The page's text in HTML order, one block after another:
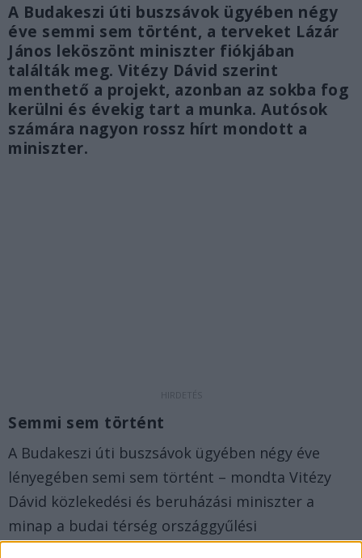
A Budakeszi úti buszsávok ügyében négy
éve semmi sem történt, a terveket Lázár
János leköszönt miniszter fiókjában
találták meg. Vitézy Dávid szerint
menthető a projekt, azonban az sokba fog
kerülni és évekig tart a munka. Autósok
számára nagyon rossz hírt mondott a
miniszter.
Semmi sem történt
A Budakeszi úti buszsávok ügyében négy éve
lényegében semi sem történt – mondta Vitézy
Dávid közlekedési és beruházási miniszter a
minap a budai térség országgyűlési